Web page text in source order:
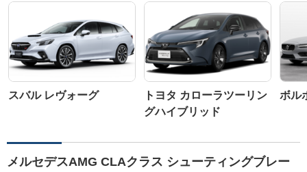
スバル レヴォーグ
トヨタ カローラツーリン
グハイブリッド
ボル
メルセデスAMG CLAクラス シューティングブレー